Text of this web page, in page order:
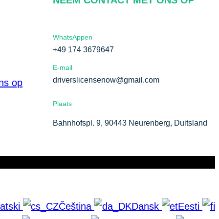
op
WhatsAppen
+49 174 3679647
E-mail
driverslicensenow@gmail.com
Plaats
Bahnhofspl. 9, 90443 Neurenberg, Duitsland
Čeština Dansk
Eesti